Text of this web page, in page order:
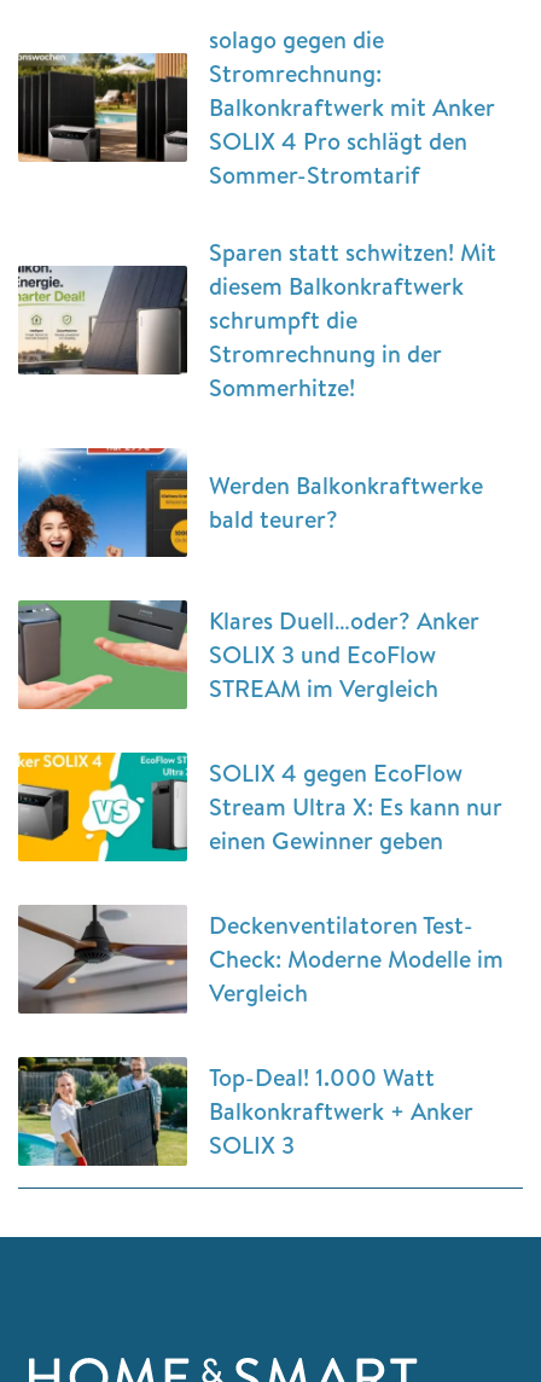
solago gegen die
Stromrechnung:
Balkonkraftwerk mit Anker
SOLIX 4 Pro schlägt den
Sommer-Stromtarif
Sparen statt schwitzen! Mit
diesem Balkonkraftwerk
schrumpft die
Stromrechnung in der
Sommerhitze!
Werden Balkonkraftwerke
bald teurer?
Klares Duell…oder? Anker
SOLIX 3 und EcoFlow
STREAM im Vergleich
SOLIX 4 gegen EcoFlow
Stream Ultra X: Es kann nur
einen Gewinner geben
Deckenventilatoren Test-
Check: Moderne Modelle im
Vergleich
Top-Deal! 1.000 Watt
Balkonkraftwerk + Anker
SOLIX 3